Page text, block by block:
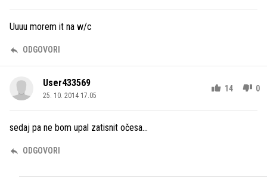
Uuuu morem it na w/c
ODGOVORI
User433569
25. 10. 2014 17.05
14 0
sedaj pa ne bom upal zatisnit očesa...
ODGOVORI